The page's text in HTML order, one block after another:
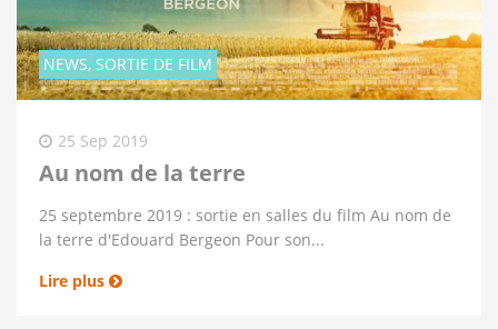
NEWS, SORTIE DE FILM
25 Sep 2019
Au nom de la terre
25 septembre 2019 : sortie en salles du film Au nom de
la terre d'Edouard Bergeon Pour son...
Lire plus